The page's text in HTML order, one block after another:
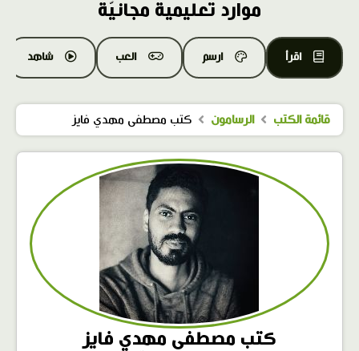
موارد تعليمية مجانيّة
اقرأ ارسم العب شاهد
قائمة الكتب الرسامون كتب مصطفى مهدي فايز
كتب مصطفى مهدي فايز